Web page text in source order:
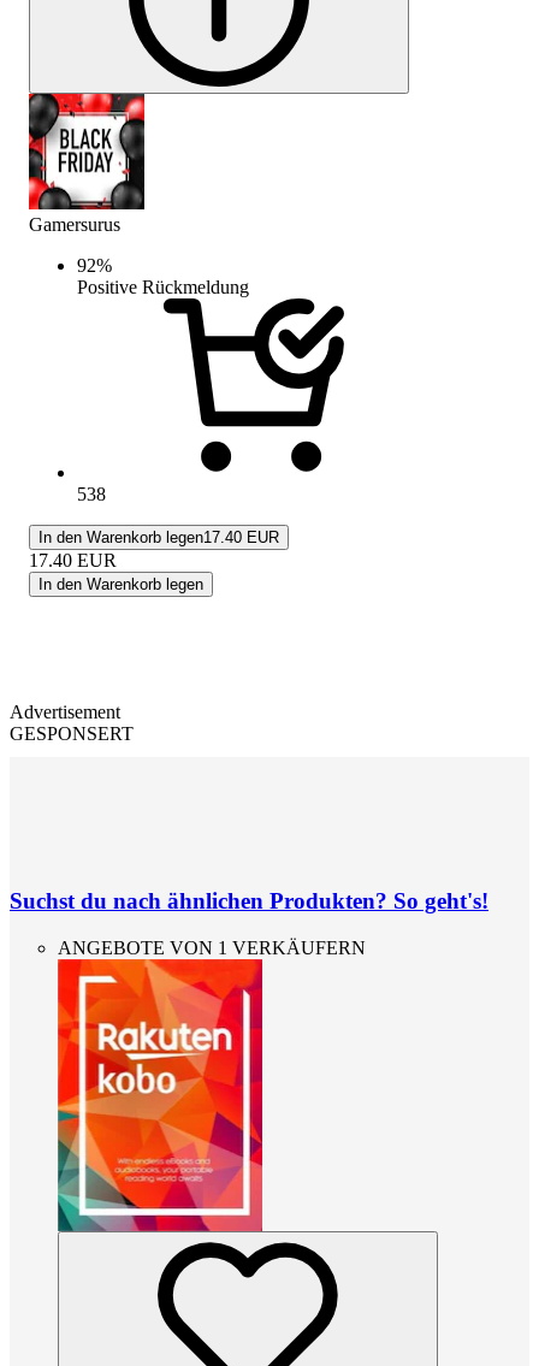
Gamersurus
92%
Positive Rückmeldung
538
In den Warenkorb legen17.40 EUR
17.40 EUR
In den Warenkorb legen
Advertisement
GESPONSERT
Suchst du nach ähnlichen Produkten? So geht's!
ANGEBOTE VON 1 VERKÄUFERN